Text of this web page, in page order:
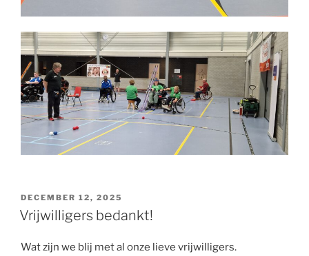
GEPLAATST
OP
DECEMBER 12, 2025
Vrijwilligers bedankt!
Wat zijn we blij met al onze lieve vrijwilligers.